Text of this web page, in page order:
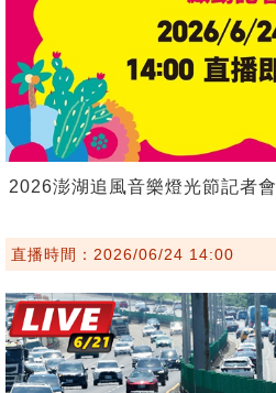
2026澎湖追風音樂燈光節記者會
直播時間：2026/06/24 14:00